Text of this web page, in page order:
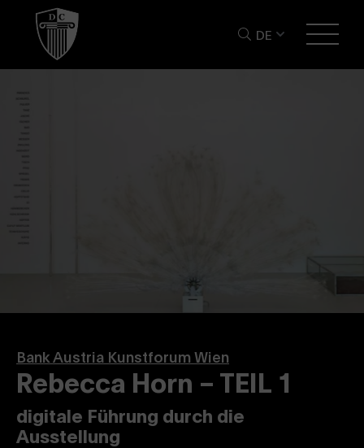
DE
Bank Austria Kunstforum Wien
Rebecca Horn – TEIL 1
digitale Führung durch die
Ausstellung